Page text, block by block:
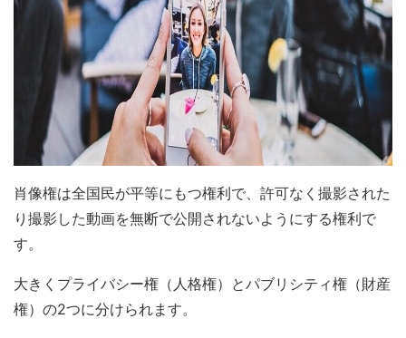
肖像権は全国民が平等にもつ権利で、許可なく撮影された
り撮影した動画を無断で公開されないようにする権利で
す。
大きくプライバシー権（人格権）とパブリシティ権（財産
権）の2つに分けられます。